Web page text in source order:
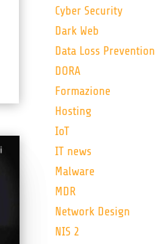
Cyber Security
Dark Web
Data Loss Prevention
DORA
Formazione
Hosting
IoT
IT news
Malware
MDR
Network Design
NIS 2